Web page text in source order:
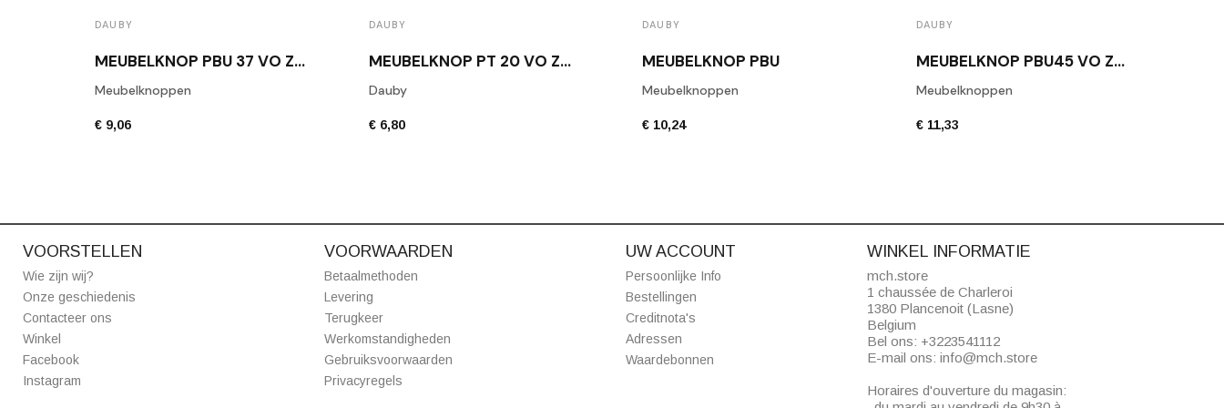
DAUBY
MEUBELKNOP PBU 37 VO ZWART
Meubelknoppen
€ 9,06
DAUBY
MEUBELKNOP PT 20 VO ZWART
Dauby
€ 6,80
DAUBY
MEUBELKNOP PBU
Meubelknoppen
€ 10,24
DAUBY
MEUBELKNOP PBU45 VO ZWART
Meubelknoppen
€ 11,33
VOORSTELLEN
Wie zijn wij?
Onze geschiedenis
Contacteer ons
Winkel
Facebook
Instagram
VOORWAARDEN
Betaalmethoden
Levering
Terugkeer
Werkomstandigheden
Gebruiksvoorwaarden
Privacyregels
UW ACCOUNT
Persoonlijke Info
Bestellingen
Creditnota's
Adressen
Waardebonnen
WINKEL INFORMATIE
mch.store
1 chaussée de Charleroi
1380 Plancenoit (Lasne)
Belgium
Bel ons: +3223541112
E-mail ons: info@mch.store
Horaires d'ouverture du magasin: